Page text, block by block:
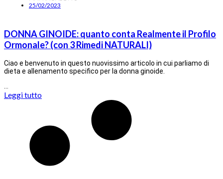
25/02/2023
DONNA GINOIDE: quanto conta Realmente il Profilo
Ormonale? (con 3 Rimedi NATURALI)
Ciao e benvenuto in questo nuovissimo articolo in cui parliamo di
dieta e allenamento specifico per la donna ginoide.
Leggi tutto